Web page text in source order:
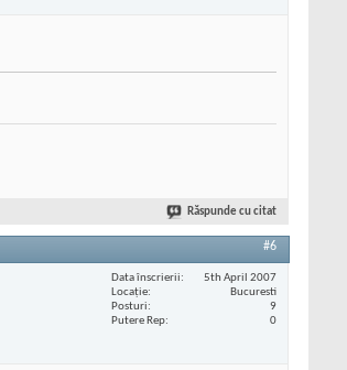
Răspunde cu citat
#6
Data înscrierii
5th April 2007
Locaţie
Bucuresti
Posturi
9
Putere Rep
0